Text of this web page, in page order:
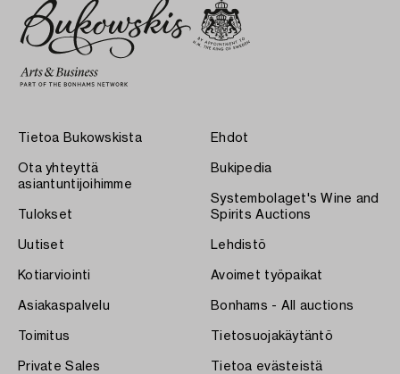
Tietoa Bukowskista
Ota yhteyttä
asiantuntijoihimme
Tulokset
Uutiset
Kotiarviointi
Asiakaspalvelu
Toimitus
Private Sales
Ehdot
Bukipedia
Systembolaget's Wine and
Spirits Auctions
Lehdistö
Avoimet työpaikat
Bonhams - All auctions
Tietosuojakäytäntö
Tietoa evästeistä